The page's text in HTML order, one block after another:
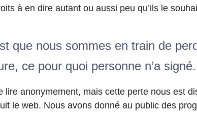
à en dire autant ou aussi peu qu’ils le
que nous sommes en train de
ce pour quoi personne n’a signé.
lire anonymement, mais cette perte nous est
le web. Nous avons donné au public des